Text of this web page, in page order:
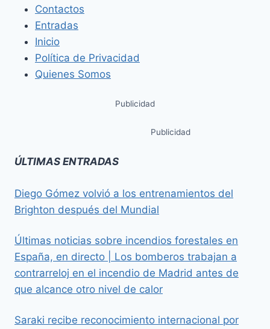
Contactos
Entradas
Inicio
Política de Privacidad
Quienes Somos
Publicidad
Publicidad
ÚLTIMAS ENTRADAS
Diego Gómez volvió a los entrenamientos del
Brighton después del Mundial
Últimas noticias sobre incendios forestales en
España, en directo | Los bomberos trabajan a
contrarreloj en el incendio de Madrid antes de
que alcance otro nivel de calor
Saraki recibe reconocimiento internacional por